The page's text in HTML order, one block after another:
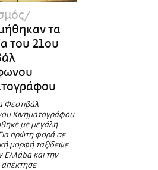
τα
του 21ου
Φεστιβάλ
Κινηματογράφου
με μεγάλη
πρώτη φορά σε
μορφή ταξίδεψε
Ελλάδα και την
απέκτησε